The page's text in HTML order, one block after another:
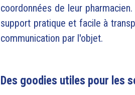
coordonnées de leur pharmacien.
support pratique et facile à
communication par l'objet.
Des goodies utiles pour les